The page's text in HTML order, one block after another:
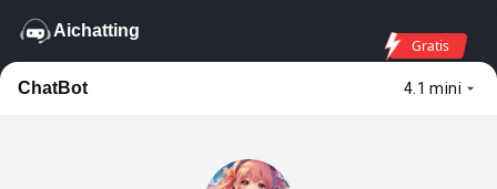
Aichatting
Gratis
ChatBot 4.1 mini